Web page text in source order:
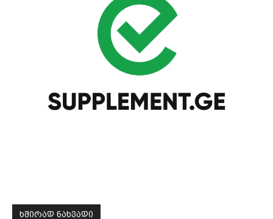
ᲮᲨᲘᲠᲐᲓ ᲜᲐᲮᲕᲐᲓᲘ